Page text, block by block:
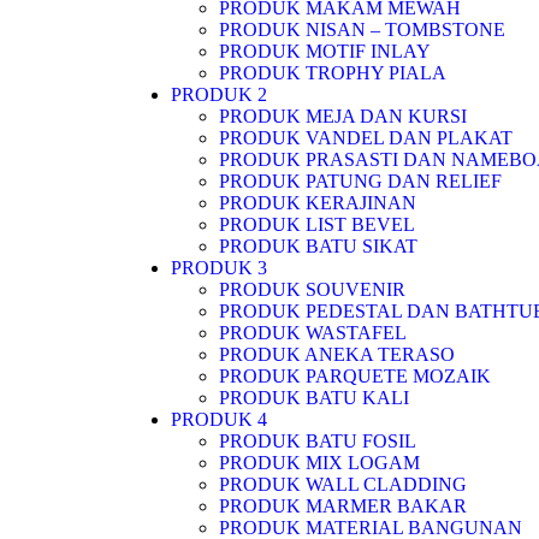
PRODUK MAKAM MEWAH
PRODUK NISAN – TOMBSTONE
PRODUK MOTIF INLAY
PRODUK TROPHY PIALA
PRODUK 2
PRODUK MEJA DAN KURSI
PRODUK VANDEL DAN PLAKAT
PRODUK PRASASTI DAN
PRODUK PATUNG DAN RELIEF
PRODUK KERAJINAN
PRODUK LIST BEVEL
PRODUK BATU SIKAT
PRODUK 3
PRODUK SOUVENIR
PRODUK PEDESTAL DAN
PRODUK WASTAFEL
PRODUK ANEKA TERASO
PRODUK PARQUETE MOZAIK
PRODUK BATU KALI
PRODUK 4
PRODUK BATU FOSIL
PRODUK MIX LOGAM
PRODUK WALL CLADDING
PRODUK MARMER BAKAR
PRODUK MATERIAL BANGUNAN